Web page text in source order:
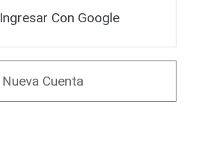
Ingresar Con Google
Nueva Cuenta